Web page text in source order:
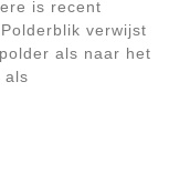
is recent
verwijst
als naar het
als